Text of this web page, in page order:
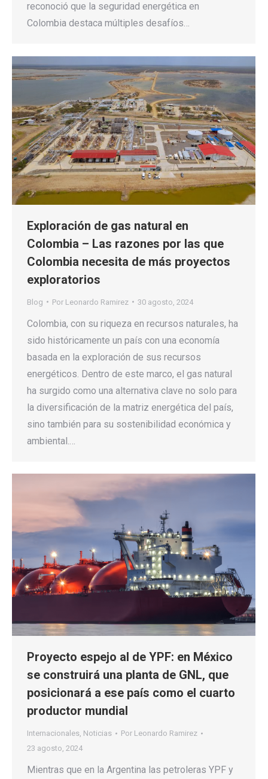
reconoció que la seguridad energética en
Colombia destaca múltiples desafíos…
Exploración de gas natural en
Colombia – Las razones por las que
Colombia necesita de más proyectos
exploratorios
Blog Por Leonardo Ramirez 30 agosto, 2024
Colombia, con su riqueza en recursos naturales, ha
sido históricamente un país con una economía
basada en la exploración de sus recursos
energéticos. Dentro de este marco, el gas natural
ha surgido como una alternativa clave no solo para
la diversificación de la matriz energética del país,
sino también para su sostenibilidad económica y
ambiental.…
Proyecto espejo al de YPF: en México
se construirá una planta de GNL, que
posicionará a ese país como el cuarto
productor mundial
Internacionales, Noticias Por Leonardo Ramirez
23 agosto, 2024
Mientras que en la Argentina las petroleras YPF y